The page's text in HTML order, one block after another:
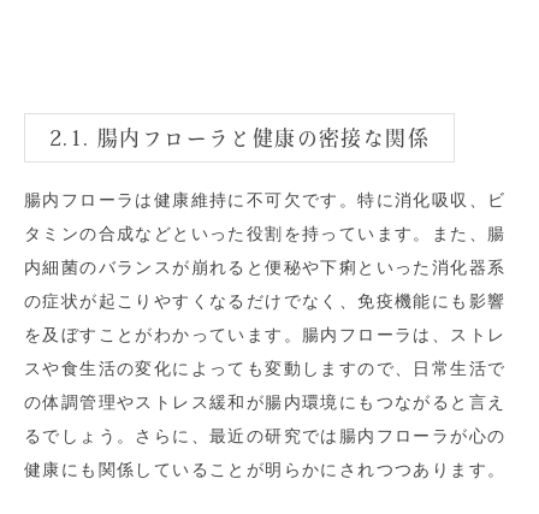
2.1. 腸内フローラと健康の密接な関係
腸内フローラは健康維持に不可欠です。特に消化吸収、ビ
タミンの合成などといった役割を持っています。また、腸
内細菌のバランスが崩れると便秘や下痢といった消化器系
の症状が起こりやすくなるだけでなく、免疫機能にも影響
を及ぼすことがわかっています。腸内フローラは、ストレ
スや食生活の変化によっても変動しますので、日常生活で
の体調管理やストレス緩和が腸内環境にもつながると言え
るでしょう。さらに、最近の研究では腸内フローラが心の
健康にも関係していることが明らかにされつつあります。